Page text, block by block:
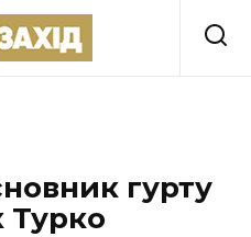
гурту
Турко